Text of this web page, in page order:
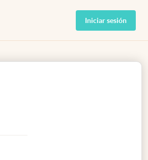
Iniciar sesión